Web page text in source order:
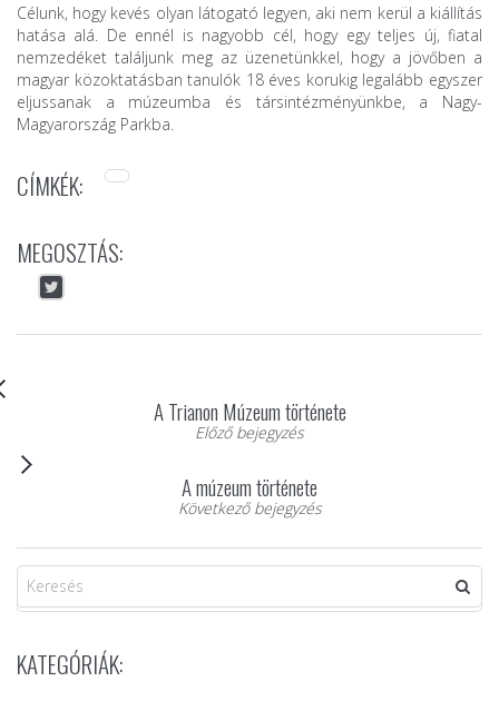
Célunk, hogy kevés olyan látogató legyen, aki nem kerül a kiállítás
hatása alá. De ennél is nagyobb cél, hogy egy teljes új, fiatal
nemzedéket találjunk meg az üzenetünkkel, hogy a jövőben a
magyar közoktatásban tanulók 18 éves korukig legalább egyszer
eljussanak a múzeumba és társintézményünkbe, a Nagy-
Magyarország Parkba.
CÍMKÉK:
MEGOSZTÁS:
A Trianon Múzeum története
Előző bejegyzés
A múzeum története
Következő bejegyzés
KATEGÓRIÁK: